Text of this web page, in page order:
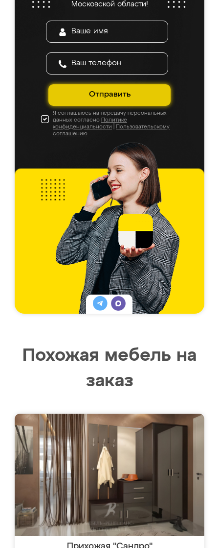
Московской области!
Отправить
Я соглашаюсь на передачу персональных
данных согласно Политике
конфиденциальности
Пользовательскому
соглашению
Похожая мебель на
заказ